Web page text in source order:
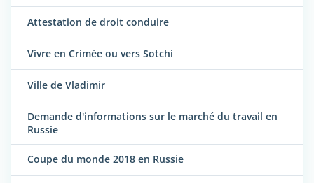
Attestation de droit conduire
Vivre en Crimée ou vers Sotchi
Ville de Vladimir
Demande d'informations sur le marché du travail en
Russie
Coupe du monde 2018 en Russie